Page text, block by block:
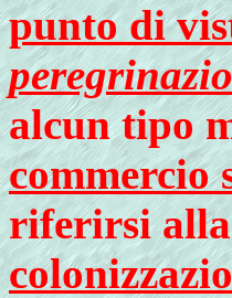
punto di
alcun tipo
commercio
riferirsi